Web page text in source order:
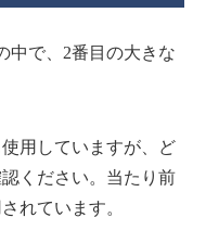
中で、2番目の大きな
用していますが、ど
ください。当たり前
れています。